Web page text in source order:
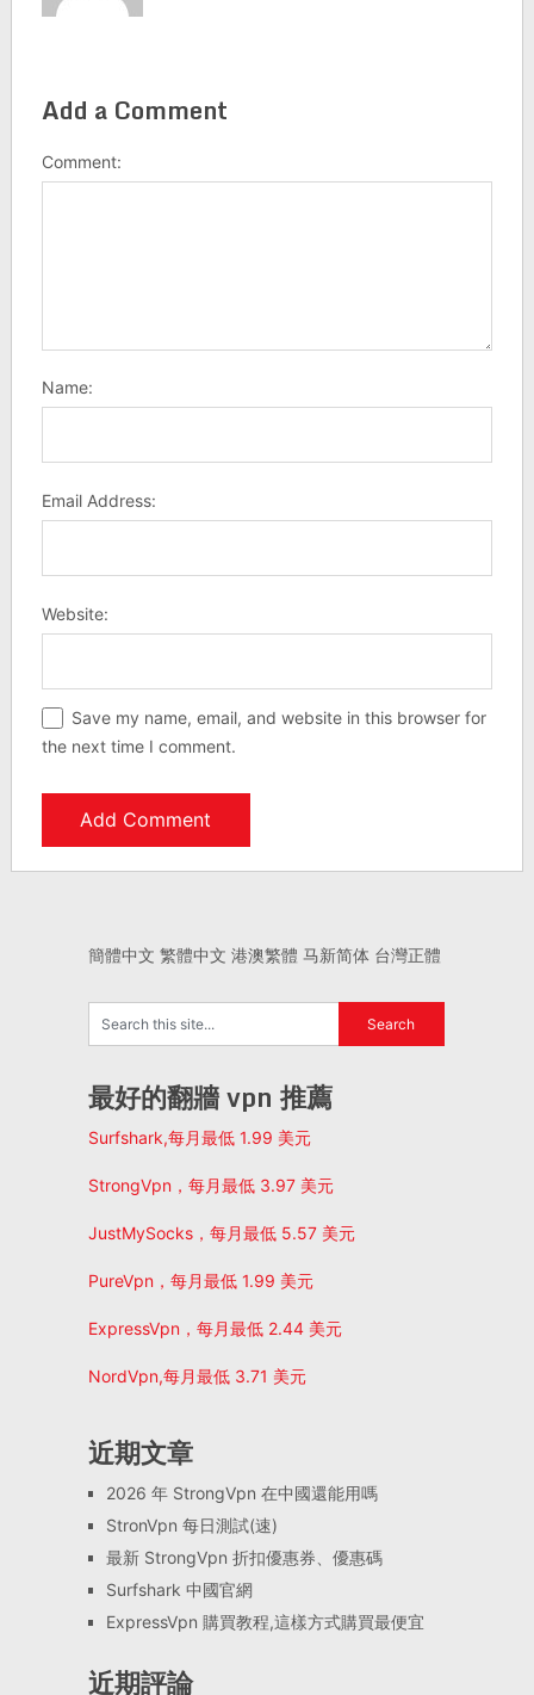
Add a Comment
Comment:
Name:
Email Address:
Website:
Save my name, email, and website in this browser for
the next time I comment.
簡體中文 繁體中文 港澳繁體 马新简体 台灣正體
最好的翻牆 vpn 推薦
Surfshark,每月最低 1.99 美元
StrongVpn，每月最低 3.97 美元
JustMySocks，每月最低 5.57 美元
PureVpn，每月最低 1.99 美元
ExpressVpn，每月最低 2.44 美元
NordVpn,每月最低 3.71 美元
近期文章
2026 年 StrongVpn 在中國還能用嗎
StronVpn 每日測試(速)
最新 StrongVpn 折扣優惠券、優惠碼
Surfshark 中國官網
ExpressVpn 購買教程,這樣方式購買最便宜
近期評論